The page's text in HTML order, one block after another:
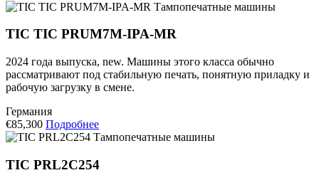
Тампопечатные машины
TIC TIC PRUM7M-IPA-MR
2024 года выпуска, new. Машины этого класса обычно
рассматривают под стабильную печать, понятную приладку и
рабочую загрузку в смене.
Германия
€85,300 Подробнее
Тампопечатные машины
TIC PRL2C254